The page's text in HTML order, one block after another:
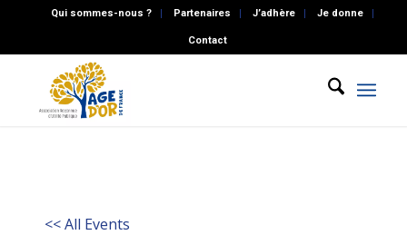
Qui sommes-nous ? Partenaires J’adhère Je donne
Contact
<< All Events